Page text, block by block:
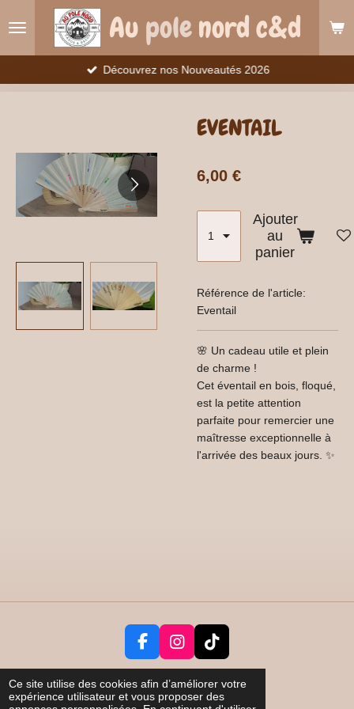
Ce site utilise des cookies afin d’améliorer votre
expérience utilisateur et vous proposer des
au
Au polenord c&d
Découvrez nos Nouveautés 2026
EVENTAIL
6,00 €
Ajouter
au
panier
Référence de l'article:
Eventail
🌸 Un cadeau utile et plein
de charme !
Cet éventail en bois, floqué,
est la petite attention
parfaite pour remercier une
maîtresse exceptionnelle à
l'arrivée des beaux jours. ✨
F
a
c
e
I
n
s
t
T
i
k
T
Partager